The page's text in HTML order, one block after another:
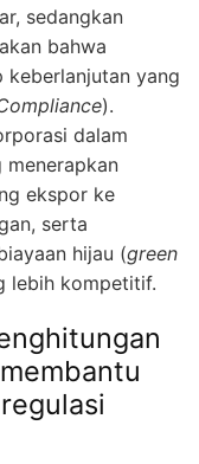
sedangkan
bahwa
keberlanjutan yang
).
dalam
ekspor ke
serta
hijau (green
lebih kompetitif.